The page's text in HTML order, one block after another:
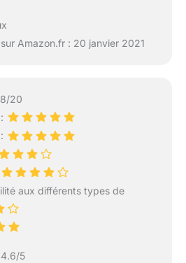
Amazon.fr : 20 janvier 2021
20
aux différents types de
5